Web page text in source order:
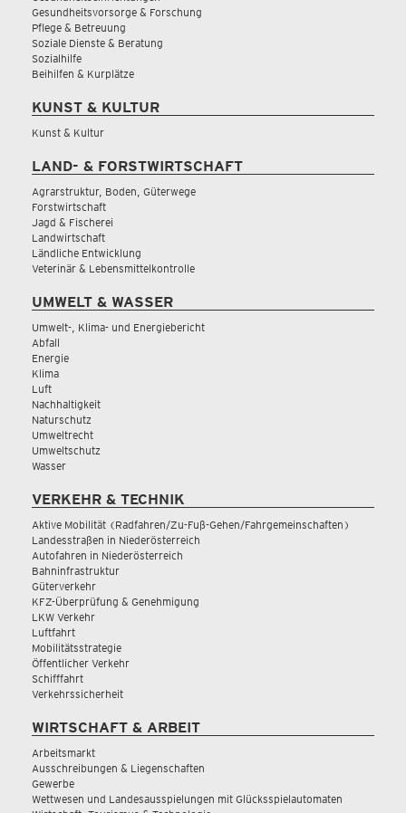
Gesundheitsvorsorge & Forschung
Pflege & Betreuung
Soziale Dienste & Beratung
Sozialhilfe
Beihilfen & Kurplätze
KUNST & KULTUR
Kunst & Kultur
LAND- & FORSTWIRTSCHAFT
Agrarstruktur, Boden, Güterwege
Forstwirtschaft
Jagd & Fischerei
Landwirtschaft
Ländliche Entwicklung
Veterinär & Lebensmittelkontrolle
UMWELT & WASSER
Umwelt-, Klima- und Energiebericht
Abfall
Energie
Klima
Luft
Nachhaltigkeit
Naturschutz
Umweltrecht
Umweltschutz
Wasser
VERKEHR & TECHNIK
Aktive Mobilität (Radfahren/Zu-Fuß-Gehen/Fahrgemeinschaften)
Landesstraßen in Niederösterreich
Autofahren in Niederösterreich
Bahninfrastruktur
Güterverkehr
KFZ-Überprüfung & Genehmigung
LKW Verkehr
Luftfahrt
Mobilitätsstrategie
Öffentlicher Verkehr
Schifffahrt
Verkehrssicherheit
WIRTSCHAFT & ARBEIT
Arbeitsmarkt
Ausschreibungen & Liegenschaften
Gewerbe
Wettwesen und Landesausspielungen mit Glücksspielautomaten